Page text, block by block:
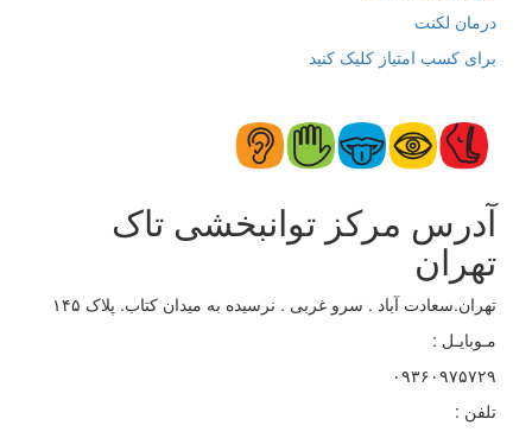
درمان لکنت
برای کسب امتیاز کلیک کنید
آدرس مرکز توانبخشی تاک
تهران
تهران.سعادت آباد . سرو غربی . نرسیده به میدان کتاب. پلاک ۱۴۵
مـوبایـل :
۰۹۳۶۰۹۷۵۷۲۹
تلفن :